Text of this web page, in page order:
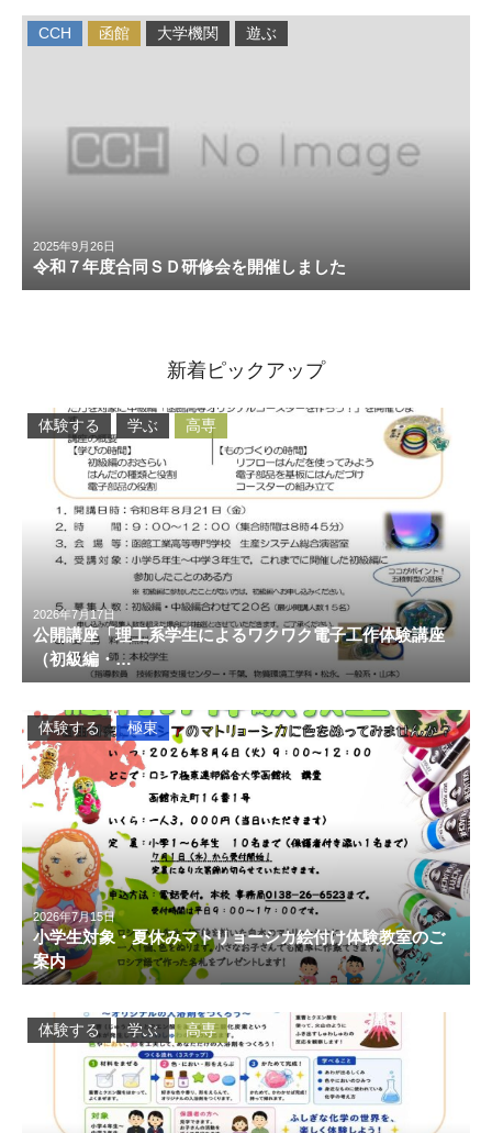
2025年9月26日
令和７年度合同ＳＤ研修会を開催しました
CCH 函館 大学機関 遊ぶ
新着ピックアップ
2026年7月17日
公開講座「理工系学生によるワクワク電子工作体験講座
（初級編・…
体験する 学ぶ 高専
2026年7月15日
小学生対象・夏休みマトリョーシカ絵付け体験教室のご
案内
体験する 極東
体験する 学ぶ 高専